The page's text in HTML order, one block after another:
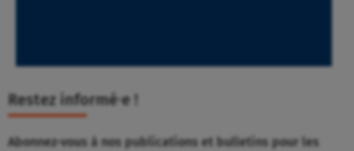
Restez informé⸱e !
Abonnez-vous à nos publications et bulletins pour les